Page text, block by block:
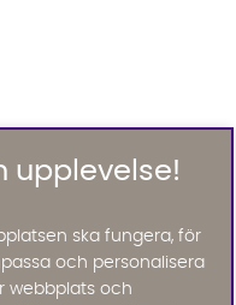
upplevelse!
ska fungera, för
och personalisera
webbplats och